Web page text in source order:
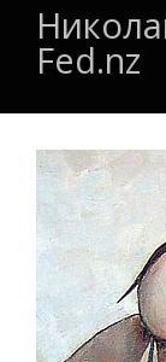
Fed.nz